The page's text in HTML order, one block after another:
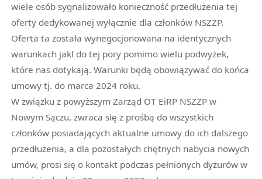
wiele osób sygnalizowało konieczność przedłużenia tej
oferty dedykowanej wyłącznie dla członków NSZZP.
Oferta ta została wynegocjonowana na identycznych
warunkach jakl do tej pory pomimo wielu podwyżek,
które nas dotykają. Warunki będą obowiązywać do końca
umowy tj. do marca 2024 roku.
W związku z powyższym Zarząd OT EiRP NSZZP w
Nowym Sączu, zwraca się z prośbą do wszystkich
członków posiadających aktualne umowy do ich dalszego
przedłużenia, a dla pozostałych chętnych nabycia nowych
umów, prosi się o kontakt podczas pełnionych dyżurów w